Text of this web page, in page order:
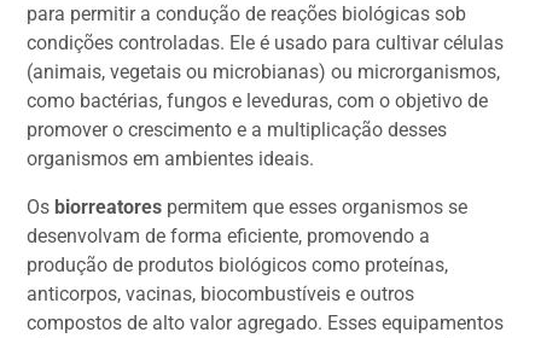
para permitir a condução de reações biológicas sob
condições controladas. Ele é usado para cultivar células
(animais, vegetais ou microbianas) ou microrganismos,
como bactérias, fungos e leveduras, com o objetivo de
promover o crescimento e a multiplicação desses
organismos em ambientes ideais.
Os biorreatores permitem que esses organismos se
desenvolvam de forma eficiente, promovendo a
produção de produtos biológicos como proteínas,
anticorpos, vacinas, biocombustíveis e outros
compostos de alto valor agregado. Esses equipamentos